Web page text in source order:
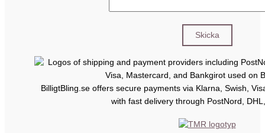
BilligtBling.se offers secure payments via Klarna, Swish,
with fast delivery through PostNord,